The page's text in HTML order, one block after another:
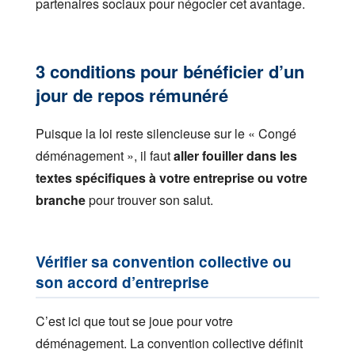
3 conditions pour bénéficier d’un
jour de repos rémunéré
Puisque la loi reste silencieuse sur le « Congé
déménagement », il fautaller fouiller dans les
textes spécifiques à votre entreprise ou votre
branchepour trouver son salut.
Vérifier sa convention collective ou
son accord d’entreprise
C’est ici que tout se joue pour votre
déménagement. La convention collective définit